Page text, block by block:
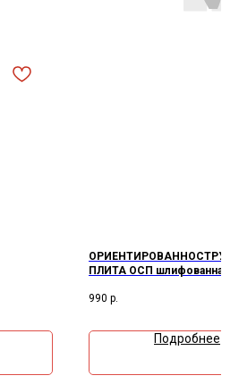
ПЛИТА ОСП шлифованная
990 р.
Подробнее